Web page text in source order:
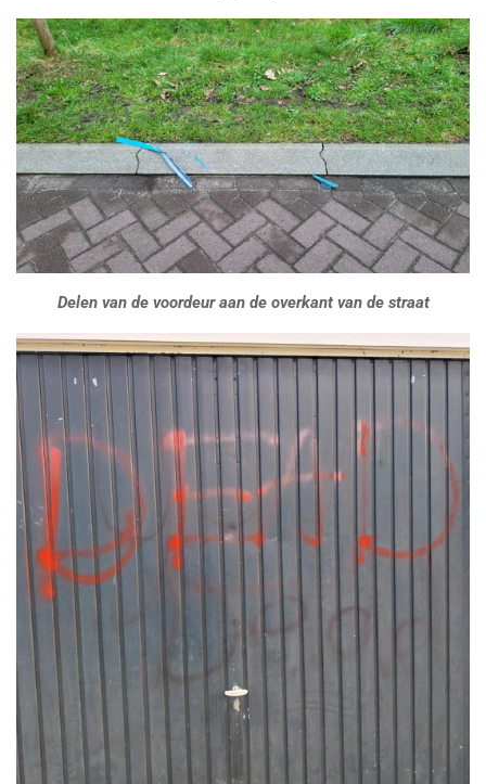
Delen van de voordeur aan de overkant van de straat